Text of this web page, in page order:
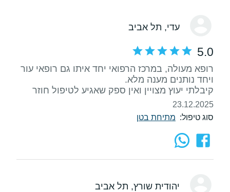
עדי, תל אביב
5.0
רופא מעולה, במרכז הרפואי יחד איתו גם רופאי עור
קיבלתי יעוץ מצויין ואין ספק שאגיע לטיפול חוזר
23.12.2025
סוג טיפול: מתיחת בטן
יהודית שורץ, תל אביב